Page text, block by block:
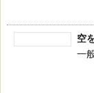
空
一